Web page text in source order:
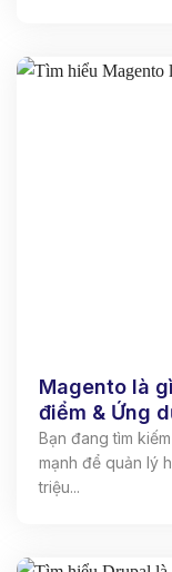
Magento là
điểm & Ứng
Bạn đang tìm
mạnh để quản lý
triệu...